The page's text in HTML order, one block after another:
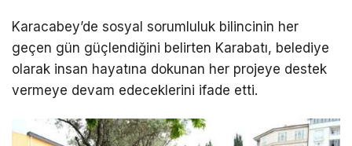
Karacabey’de sosyal sorumluluk bilincinin her
geçen gün güçlendiğini belirten Karabatı, belediye
olarak insan hayatına dokunan her projeye destek
vermeye devam edeceklerini ifade etti.